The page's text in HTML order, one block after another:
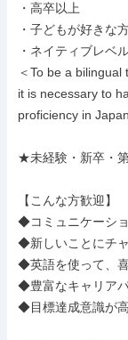
・高卒以上
・子どもが好きな
・ネイティブレベ
＜To be a bilingual
it is necessary to
proficiency in
★未経験・新卒・
【こんな方歓迎】
◆コミュニケーシ
◆新しいことにチ
◆英語を使って、
◆豊富なキャリア
◆目標達成意識が